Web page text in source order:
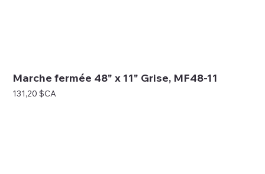
Marche fermée 48" x 11" Grise, MF48-11
Prix
131,20 $CA